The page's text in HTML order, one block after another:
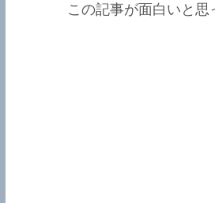
この記事が面白いと